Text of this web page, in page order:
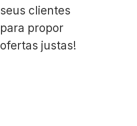
seus clientes
para propor
ofertas justas!